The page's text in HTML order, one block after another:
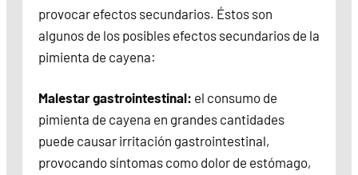
provocar efectos secundarios. Éstos son
algunos de los posibles efectos secundarios de la
pimienta de cayena:
Malestar gastrointestinal: el consumo de
pimienta de cayena en grandes cantidades
puede causar irritación gastrointestinal,
provocando síntomas como dolor de estómago,